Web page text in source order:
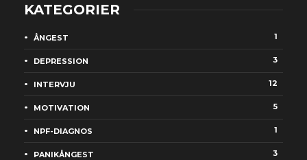
KATEGORIER
ÅNGEST 1
DEPRESSION 3
INTERVJU 12
MOTIVATION 5
NPF-DIAGNOS 1
PANIKÅNGEST 3